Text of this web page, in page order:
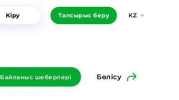
Кіру Тапсырыс беру KZ
Байланыс шеберлері Бөлісу